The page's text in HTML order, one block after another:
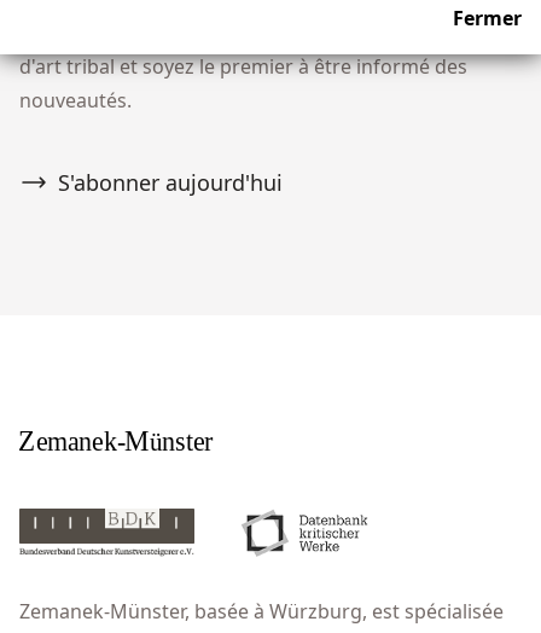
Fermer
notre communauté de plus de 10 000 collectionneurs
d'art tribal et soyez le premier à être informé des
nouveautés.
S'abonner aujourd'hui
Zemanek-Münster, basée à Würzburg, est spécialisée